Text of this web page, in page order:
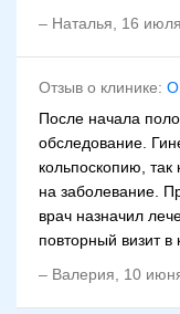
– Наталья, 16
Отзыв о клинике:
После начала
обследование.
кольпоскопию, так
на заболевание.
врач назначил
повторный визит в
– Валерия, 10